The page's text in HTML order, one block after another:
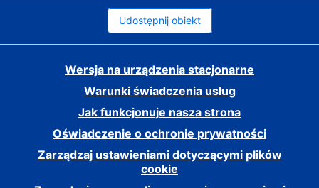
Udostępnij obiekt
Wersja na urządzenia stacjonarne
Warunki świadczenia usług
Jak funkcjonuje nasza strona
Oświadczenie o ochronie prywatności
Zarządzaj ustawieniami dotyczącymi plików
cookie